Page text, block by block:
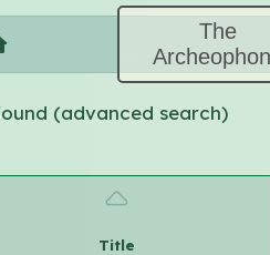
The
(advanced search)
Title